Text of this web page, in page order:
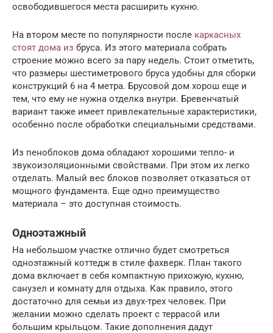
освободившегося места расширить кухню.
На втором месте по популярности после каркасных
стоят дома из бруса. Из этого материала собрать
строение можно всего за пару недель. Стоит отметить,
что размеры шестиметрового бруса удобны для сборки
конструкций 6 на 4 метра. Брусовой дом хорош еще и
тем, что ему не нужна отделка внутри. Бревенчатый
вариант также имеет привлекательные характеристики,
особенно после обработки специальными средствами.
Из пеноблоков дома обладают хорошими тепло- и
звукоизоляционными свойствами. При этом их легко
отделать. Малый вес блоков позволяет отказаться от
мощного фундамента. Еще одно преимущество
материала – это доступная стоимость.
Одноэтажный
На небольшом участке отлично будет смотреться
одноэтажный коттедж в стиле фахверк. План такого
дома включает в себя компактную прихожую, кухню,
санузел и комнату для отдыха. Как правило, этого
достаточно для семьи из двух-трех человек. При
желании можно сделать проект с террасой или
большим крыльцом. Такие дополнения дадут